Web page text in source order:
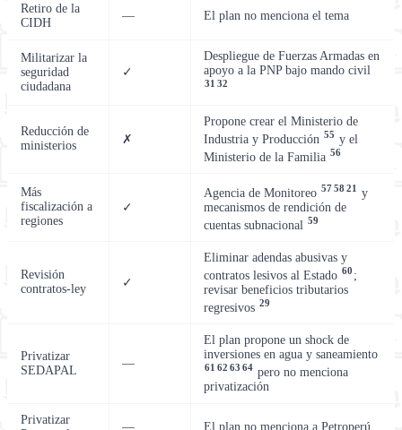
Retiro de la
CIDH
— El plan no menciona el tema
Militarizar la
seguridad
ciudadana
✓
Despliegue de Fuerzas Armadas en
apoyo a la PNP bajo mando civil
31 32
Reducción de
ministerios
✗
Propone crear el Ministerio de
Industria y Producción 55 y el
Ministerio de la Familia 56
Más
fiscalización a
regiones
✓
Agencia de Monitoreo 5758 21 y
mecanismos de rendición de
cuentas subnacional 59
Revisión
contratos-ley
✓
Eliminar adendas abusivas y
contratos lesivos al Estado 60 ;
revisar beneficios tributarios
regresivos 29
Privatizar
SEDAPAL
—
El plan propone un shock de
inversiones en agua y saneamiento
61 62 63 64 pero no menciona
privatización
Privatizar
— El plan no menciona a Petroperú